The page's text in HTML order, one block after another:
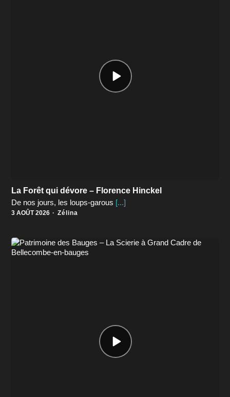
Episode
play
icon
La Forêt qui dévore – Florence Hinckel
De nos jours, les loups-garous [...]
3 AOÛT 2026 Zélina
Episode
play
icon